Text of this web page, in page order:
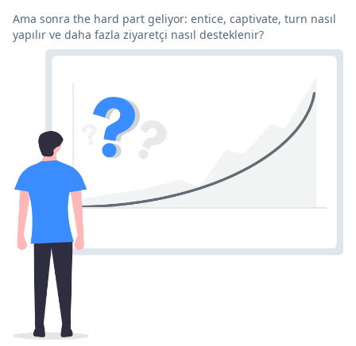
Ama sonra the hard part geliyor: entice, captivate, turn nasıl
yapılır ve daha fazla ziyaretçi nasıl desteklenir?